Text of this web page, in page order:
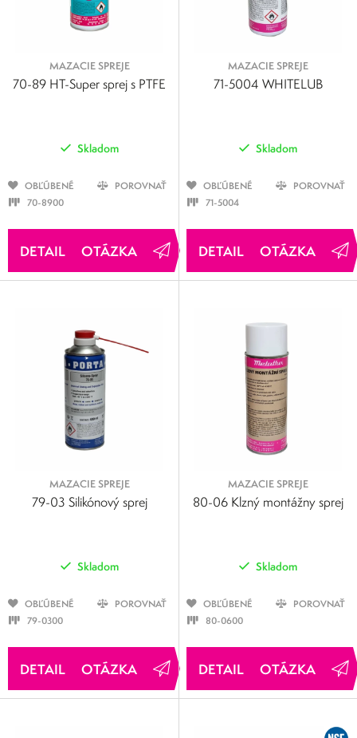
MAZACIE SPREJE
70-89 HT-Super sprej s PTFE
Skladom
OBĽÚBENÉ
POROVNAŤ
70-8900
OTÁZKA
MAZACIE SPREJE
71-5004 WHITELUB
Skladom
OBĽÚBENÉ
POROVNAŤ
71-5004
OTÁZKA
MAZACIE SPREJE
79-03 Silikónový sprej
Skladom
OBĽÚBENÉ
POROVNAŤ
79-0300
OTÁZKA
MAZACIE SPREJE
80-06 Klzný montážny sprej
Skladom
OBĽÚBENÉ
POROVNAŤ
80-0600
OTÁZKA